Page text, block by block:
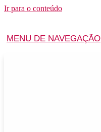
Ir para o conteúdo
MENU DE NAVEGAÇÃO